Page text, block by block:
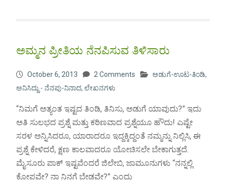
ಅಮ್ಮನ ಪ್ರೀತಿಯ ನೆನಪಿಸುವ ತಿಳಿಸಾರು
October 6, 2013 2 Comments ಅಡುಗೆ-ಊಟ-ತಿಂಡಿ,
ಅನಿಸಿದ್ದು - ನೆನಪು-ನಿನಾದ, ಲೇಖನಗಳು
“ನಿಮಗೆ ಅತ್ಯಂತ ಇಷ್ಟದ ತಿಂಡಿ, ತಿನಿಸು, ಅಡುಗೆ ಯಾವುದು?” ಇದು
ಅತಿ ಸುಲಭದ ಪ್ರಶ್ನೆ ಮತ್ತು ಕಠಿಣವಾದ ಪ್ರಶ್ನೆಯೂ ಹೌದು! ಎಷ್ಟೇ
ಸರಳ ಅನ್ನಿಸಿದರೂ, ಯಾರಾದರೂ ಇದ್ದಕ್ಕಿದ್ದಂತೆ ನಮ್ಮನ್ನು ನಿಲ್ಲಿಸಿ, ಈ
ಪ್ರಶ್ನೆ ಕೇಳಿದರೆ, ಕ್ಷಣ ಕಾಲವಾದರೂ ಯೋಚಿಸಲೇ ಬೇಕಾಗುತ್ತದೆ.
ಮೈಸೂರು ಪಾಕ್ ಇಷ್ಟವೆಂದರೆ ಜಿಲೇಬಿ, ಜಾಮೂನುಗಳು “ನನ್ನಲ್ಲಿ
ಕೋಪವೇ? ನಾ ನಿನಗೆ ಬೇಡವೇ?” ಎಂದು